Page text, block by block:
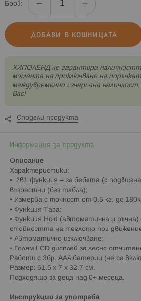
Брой:
ДОБАВИ В КОШНИЦАТА
XИПОЛЕНД не гарантира
момента на приключване на
междувременно изчерпана
Вас!
Сподели продукта
Информация за продукта
Описание
Характеристики:
• 2в1 функция – за бебета (с
възрастни (без табла);
• Измерва с точност от 0.5 кг. до
• Функция Тара;
• Функция Hold (автоматична и ръчна)
стойността на теглото при
• Автоматично изключване;
• Голям LCD дисплей за лесно
Работи с 3бр. AAA батерии (не са
Размер: 51.5 x 7 x 32.7 см.
Подходящо за деца над 0+ месеца.
Инструкции за употреба